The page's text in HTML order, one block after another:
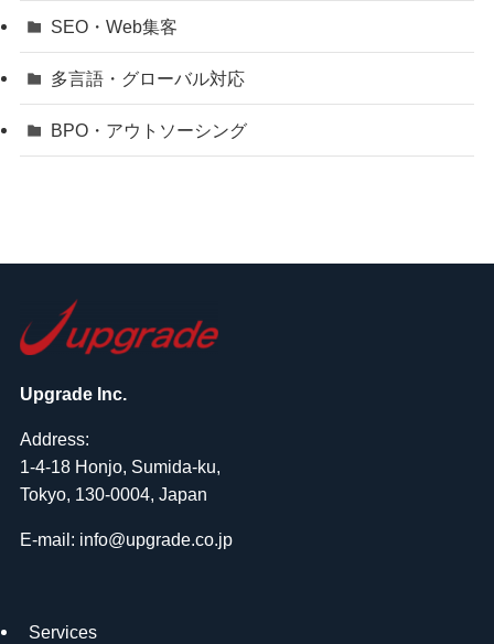
SEO・Web集客
多言語・グローバル対応
BPO・アウトソーシング
Upgrade Inc.
Address:
1-4-18 Honjo, Sumida-ku,
Tokyo, 130-0004, Japan
E-mail: info@upgrade.co.jp
Services